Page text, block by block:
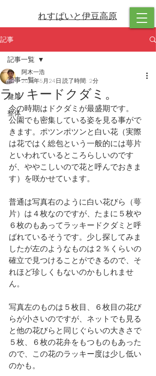
れすぱいと伊豆高原
記事
記事一覧
健康
整体
記事一覧
ラッキードクダミ。
阿木一浩
2019年5月24日 読了時間: 2分
今の時期はドクダミが最盛期です。
公園でも密集している姿を見る事がで
きます。ポツンポツンと白い花（実際
は花ではく総包という一般的には萼片
といわれているところらしいのです
が、ややこしいので花と呼んでおきま
す）を咲かせています。
普通は写真右のように白い花びら（萼
片）は４枚なのですが、たまに５枚や
６枚のもあってラッキードクダミと呼
ばれているそうです。少し探してみま
したが左のようなものは２％くらいの
確立で見つけることができるので、そ
れほど珍しくもないのかもしれませ
ん。
写真左のものは５枚目、６枚目の花び
らが小さいのですが、ネットでも見る
と他の花びらと同じぐらいの大きさで
５枚、６枚の花弁をもつものもあった
ので、この花のラッキー度は少し低い
のかも。